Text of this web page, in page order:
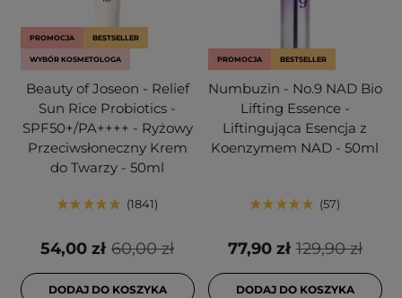
PROMOCJA BESTSELLER
WYBÓR KOSMETOLOGA
Beauty of Joseon - Relief
Sun Rice Probiotics -
SPF50+/PA++++ - Ryżowy
Przeciwsłoneczny Krem
do Twarzy - 50ml
1841
60,00 zł
54,00 zł
DODAJ DO KOSZYKA
PROMOCJA BESTSELLER
Numbuzin - No.9 NAD Bio
Lifting Essence -
Liftingująca Esencja z
Koenzymem NAD - 50ml
57
129,90 zł
77,90 zł
DODAJ DO KOSZYKA